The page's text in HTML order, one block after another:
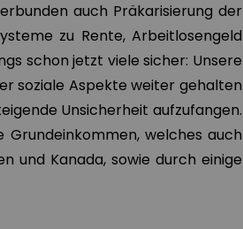
auch Präkarisierung der
zu Rente, Arbeitlosengeld
schon jetzt viele sicher: Unsere
soziale Aspekte weiter gehalten
Unsicherheit aufzufangen.
Grundeinkommen, welches auch
und Kanada, sowie durch einige